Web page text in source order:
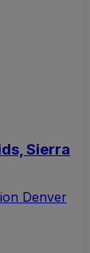
Sierra
Denver